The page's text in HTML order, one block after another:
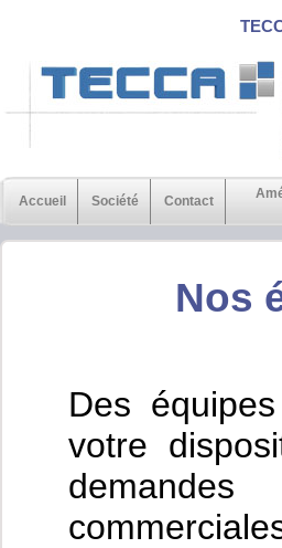
Accueil Société Contact
Nos
Des
votre